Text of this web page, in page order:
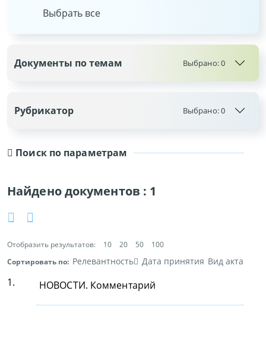
Поиск по параметрам
Найдено документов : 1
Отобразить результатов: 10 20 50
100
Сортировать по: Релевантность Дата принятия Вид акта
1. НОВОСТИ. Комментарий
Выбрать все
Документы по темам Выбрано:0
Рубрикатор Выбрано:0